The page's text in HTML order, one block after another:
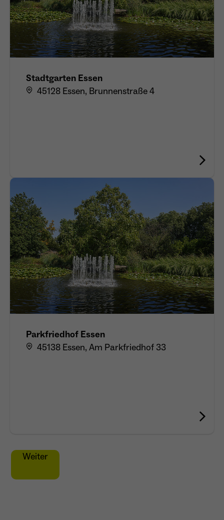
Stadtgarten Essen
45128 Essen, Brunnenstraße 4
Parkfriedhof Essen
45138 Essen, Am Parkfriedhof 33
Weiter